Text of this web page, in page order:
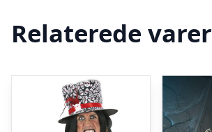
Relaterede varer